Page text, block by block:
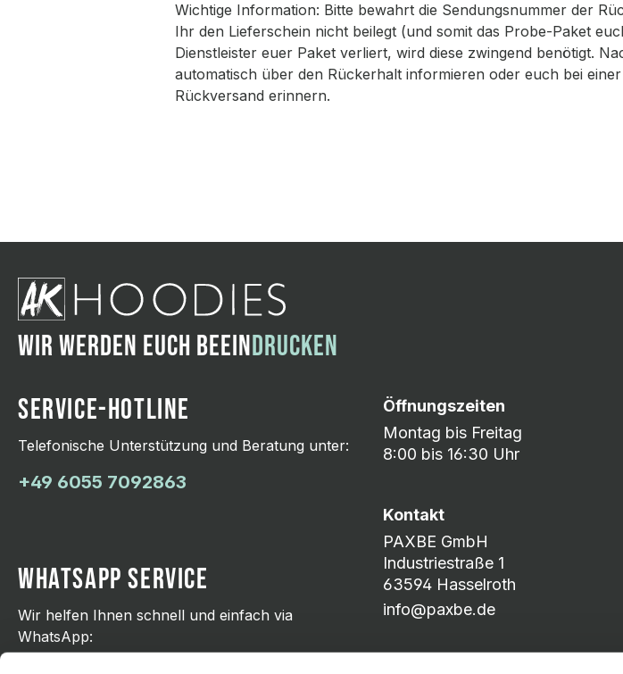
Wichtige Information: Bitte bewahrt die Sendungsnummer der
Ihr den Lieferschein nicht beilegt (und somit das Probe-Paket
Dienstleister euer Paket verliert, wird diese zwingend benötigt.
automatisch über den Rückerhalt informieren oder euch bei
Rückversand erinnern.
WIR WERDEN EUCH BEEINDRUCKEN
SERVICE-HOTLINE
Telefonische Unterstützung und Beratung unter:
+49 6055 7092863
WHATSAPP SERVICE
Wir helfen Ihnen schnell und einfach via
WhatsApp:
Öffnungszeiten
Montag bis Freitag
8:00 bis 16:30 Uhr
Kontakt
PAXBE GmbH
Industriestraße 1
63594 Hasselroth
info@paxbe.de